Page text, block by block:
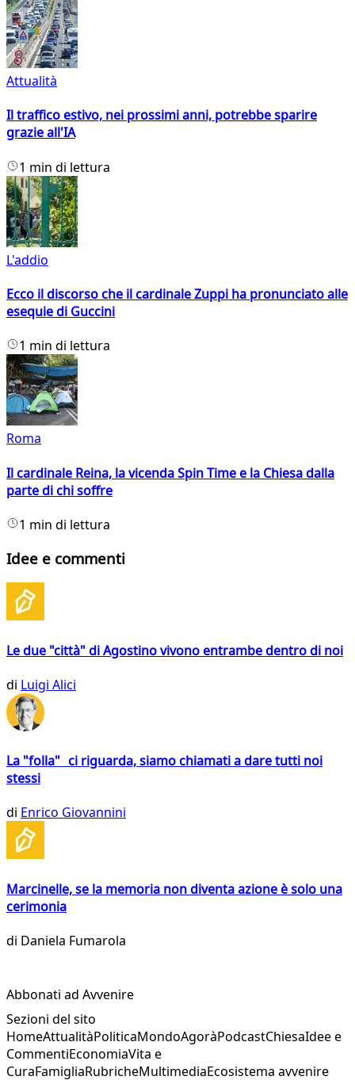
Attualità
Il traffico estivo, nei prossimi anni, potrebbe sparire
grazie all'IA
1 min di lettura
L'addio
Ecco il discorso che il cardinale Zuppi ha pronunciato alle
esequie di Guccini
1 min di lettura
Roma
Il cardinale Reina, la vicenda Spin Time e la Chiesa dalla
parte di chi soffre
1 min di lettura
Idee e commenti
Le due "città" di Agostino vivono entrambe dentro di noi
di Luigi Alici
La "folla" ci riguarda, siamo chiamati a dare tutti noi
stessi
di Enrico Giovannini
Marcinelle, se la memoria non diventa azione è solo una
cerimonia
di Daniela Fumarola
Abbonati ad Avvenire
Sezioni del sito
HomeAttualitàPoliticaMondoAgoràPodcastChiesaIdee e
CommentiEconomiaVita e
CuraFamigliaRubricheMultimediaEcosistema avvenire